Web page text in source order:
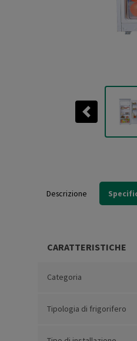
Previous
Descrizione
CARATTERISTICHE
Categoria
Tipologia di frigorifero